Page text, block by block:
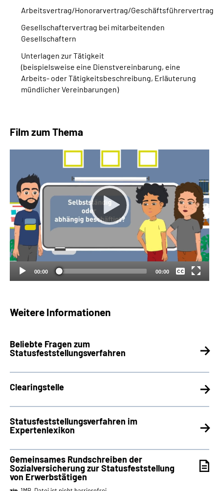
Arbeitsvertrag/Honorarvertrag/Geschäftsführervertrag
Gesellschaftervertrag bei mitarbeitenden
Gesellschaftern
Unterlagen zur Tätigkeit
(beispielsweise eine Dienstvereinbarung, eine
Arbeits- oder Tätigkeitsbeschreibung, Erläuterung
mündlicher Vereinbarungen)
Film zum Thema
00:00 00:00
Keine
Deutsch
Weitere Informationen
Beliebte Fragen zum
Statusfeststellungsverfahren
Clearingstelle
Statusfeststellungsverfahren im
Expertenlexikon
Gemeinsames Rundschreiben der
Sozialversicherung zur Statusfeststellung
von Erwerbstätigen